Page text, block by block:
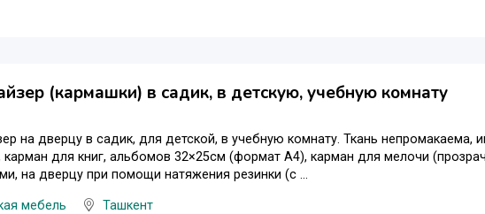
(кармашки) в садик, в детскую, учебную комнату
на дверцу в садик, для детской, в учебную комнату. Ткань непромакаема,
карман для книг, альбомов 32×25см (формат А4), карман для мелочи
на дверцу при помощи натяжения резинки (с ...
мебель Ташкент